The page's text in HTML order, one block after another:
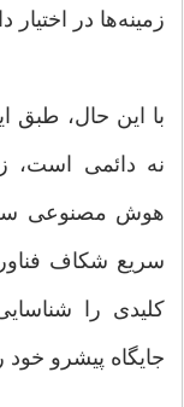
زمینه‌ها در اختیار
با این حال، طبق
نه دائمی است،
هوش مصنوعی
سریع شکاف
کلیدی را
جایگاه پیشرو خود